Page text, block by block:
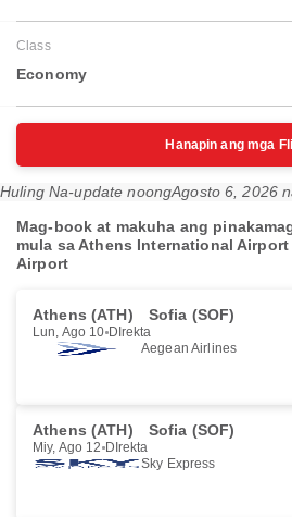
Class
Economy
Hanapin ang mga
Huling Na-update noongAgosto 6, 2026
Mag-book at makuha ang
mula sa Athens International
Airport
Athens (ATH) Sofia (SOF)
Lun, Ago 10 DIrekta
Aegean Airlines
Athens (ATH) Sofia (SOF)
Miy, Ago 12 DIrekta
Sky Express